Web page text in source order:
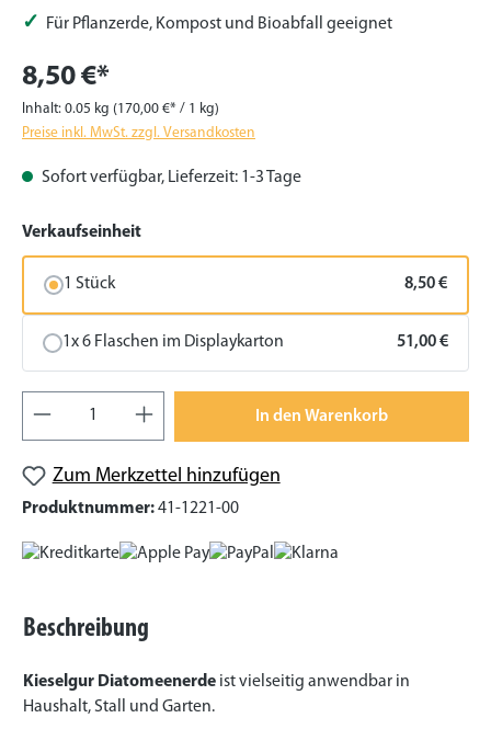
Für Pflanzerde, Kompost und Bioabfall geeignet
8,50 €*
Inhalt: 0.05 kg (170,00 €* / 1 kg)
Preise inkl. MwSt. zzgl. Versandkosten
Sofort verfügbar, Lieferzeit: 1-3 Tage
Verkaufseinheitauswählen
1 Stück 8,50 €
1x 6 Flaschen im Displaykarton 51,00 €
Produkt Anzahl: Gib den gewünschten
In den Warenkorb
Zum Merkzettel hinzufügen
Produktnummer:41-1221-00
Beschreibung
Kieselgur Diatomeenerde ist vielseitig anwendbar in
Haushalt, Stall und Garten.